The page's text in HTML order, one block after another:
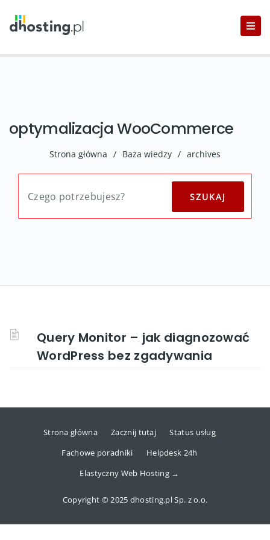
optymalizacja WooCommerce
Strona główna / Baza wiedzy / archives
Query Monitor – jak diagnozować
WordPress bez zgadywania
Strona główna Zacznij tutaj
Status usług
Fachowe poradniki
Helpdesk 24h
Elastyczny Web Hosting →
Copyright © 2025 dhosting.pl Sp. z o.o.